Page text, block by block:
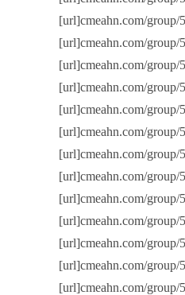
[url]cmeahn.com/group/
[url]cmeahn.com/group/
[url]cmeahn.com/group/
[url]cmeahn.com/group/
[url]cmeahn.com/group/
[url]cmeahn.com/group/
[url]cmeahn.com/group/
[url]cmeahn.com/group/
[url]cmeahn.com/group/
[url]cmeahn.com/group/
[url]cmeahn.com/group/
[url]cmeahn.com/group/
[url]cmeahn.com/group/